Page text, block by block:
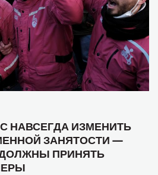
НАВСЕГДА ИЗМЕНИТЬ
ЗАНЯТОСТИ —
ПРИНЯТЬ